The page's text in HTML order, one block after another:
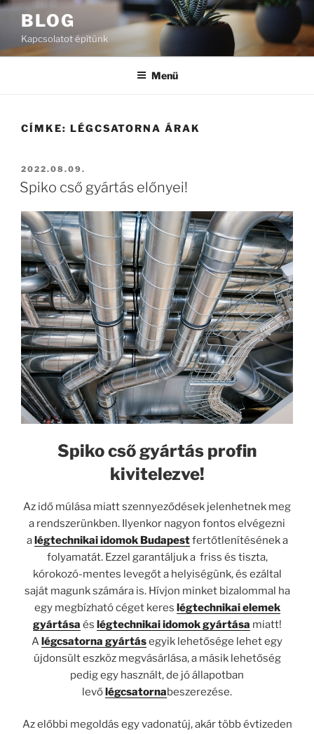
Tartalomhoz
BLOG
Kapcsolatot építünk
Menü
CÍMKE: LÉGCSATORNA ÁRAK
BEKÜLDVE:
2022.08.09.
Spiko cső gyártás előnyei!
Spiko cső gyártás profin
kivitelezve!
Az idő múlása miatt szennyeződések jelenhetnek meg
a rendszerünkben. Ilyenkor nagyon fontos elvégezni
alégtechnikai idomok Budapestfertőtlenítésének a
folyamatát. Ezzel garantáljuk a friss és tiszta,
kórokozó-mentes levegőt a helyiségünk, és ezáltal
saját magunk számára is. Hívjon minket bizalommal ha
egy megbízható céget keres légtechnikai elemek
gyártása és légtechnikai idomok gyártása miatt!
Alégcsatorna gyártásegyik lehetősége lehet egy
újdonsült eszköz megvásárlása, a másik lehetőség
pedig egy használt, de jó állapotban
levőlégcsatornabeszerezése.
Az előbbi megoldás egy vadonatúj, akár több évtizeden